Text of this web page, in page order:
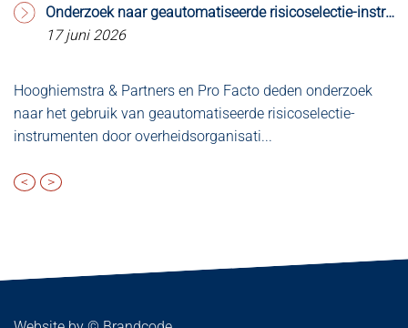
Onderzoek naar geautomatiseerde risicoselectie-instrumenten aangeboden aan de Kamer
17 juni 2026
Hooghiemstra & Partners en Pro Facto deden onderzoek
naar het gebruik van geautomatiseerde risicoselectie-
instrumenten door overheidsorganisati...
< >